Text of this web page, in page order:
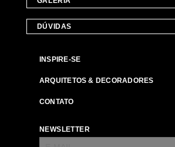
DÚVIDAS
INSPIRE-SE
ARQUITETOS & DECORADORES
CONTATO
NEWSLETTER